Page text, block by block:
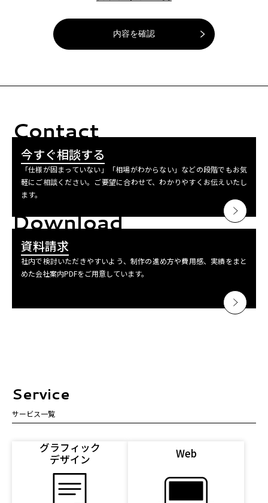
Contact
今すぐ相談する
「仕様が固まっていない」「相場がわからない」などの段階でもお気
軽にご相談ください。ご要望に合わせて、わかりやすくお伝えいたし
ます。
Download
資料請求
社内で検討いただきやすいよう、制作の進め方や費用感、実績をまと
めた会社案内PDFをご用意しています。
Service
サービス一覧
グラフィック
デザイン
Web